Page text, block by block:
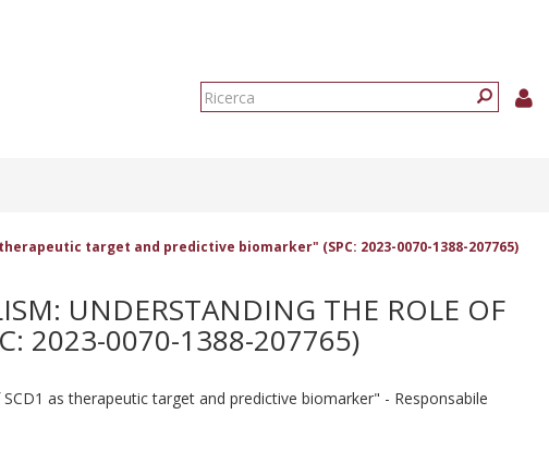
Form
target and predictive biomarker" (SPC: 2023-0070-1388-207765)
UNDERSTANDING THE ROLE OF
2023-0070-1388-207765)
as therapeutic target and predictive biomarker" - Responsabile